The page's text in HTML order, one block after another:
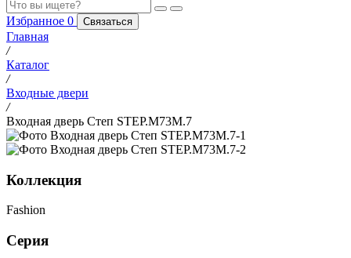
Избранное 0 Связаться
Главная
/
Каталог
/
Входные двери
/
Входная дверь Степ STEP.M73M.7
Коллекция
Fashion
Серия